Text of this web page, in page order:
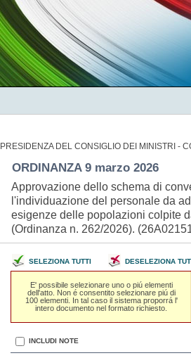
PRESIDENZA DEL CONSIGLIO DEI MINISTRI -
ORDINANZA 9 marzo 2026
Approvazione dello schema di
l'individuazione del personale da
esigenze delle popolazioni colpite
(Ordinanza n. 262/2026).
SELEZIONA TUTTI DESELEZIONA
E' possibile selezionare uno o piú elementi
dell'atto. Non é consentito selezionare piú di
100 elementi. In tal caso il sistema proporrá l'
intero documento nel formato richiesto.
INCLUDI NOTE